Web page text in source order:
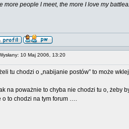
more people I meet, the more I love my
10 Maj 2006, 13:20
tu chodzi o „nabijanie postów” to może
na poważnie to chyba nie chodzi tu o, żeby
o to chodzi na tym forum ….